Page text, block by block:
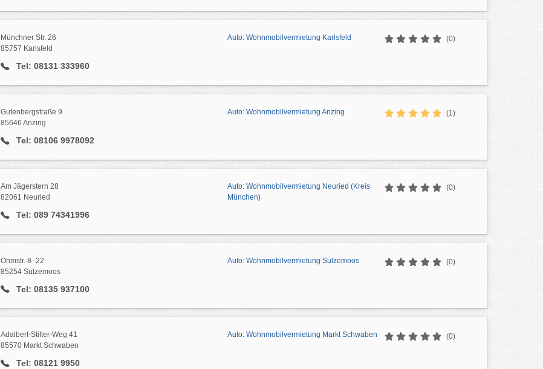
Münchner Str. 26
85757 Karlsfeld
Tel: 08131 333960
Auto: Wohnmobilvermietung Karlsfeld (0)
Gutenbergstraße 9
85646 Anzing
Tel: 08106 9978092
Auto: Wohnmobilvermietung Anzing (1)
Am Jägerstern 28
82061 Neuried
Tel: 089 74341996
Auto: Wohnmobilvermietung Neuried (Kreis
München)
(0)
Ohmstr. 8 -22
85254 Sulzemoos
Tel: 08135 937100
Auto: Wohnmobilvermietung Sulzemoos (0)
Adalbert-Stifter-Weg 41
85570 Markt Schwaben
Tel: 08121 9950
Auto: Wohnmobilvermietung Markt Schwaben (0)